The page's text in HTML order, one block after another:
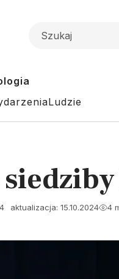
Ludzie
aktualizacja: 15.10.2024 4